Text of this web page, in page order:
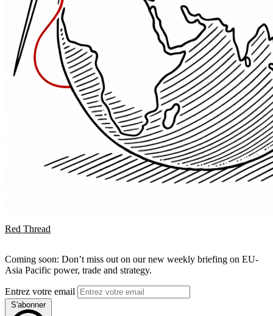
Red Thread
Coming soon: Don’t miss out on our new weekly briefing on EU-
Asia Pacific power, trade and strategy.
Entrez votre email
S'abonner